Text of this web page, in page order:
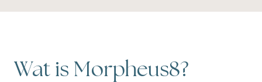
Wat is Morpheus8?